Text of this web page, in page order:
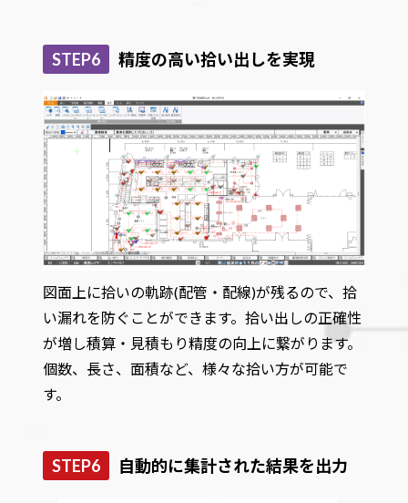
STEP6 精度の高い拾い出しを実現
図面上に拾いの軌跡(配管・配線)が残るので、拾
い漏れを防ぐことができます。拾い出しの正確性
が増し積算・見積もり精度の向上に繋がります。
個数、長さ、面積など、様々な拾い方が可能で
す。
STEP6 自動的に集計された結果を出力